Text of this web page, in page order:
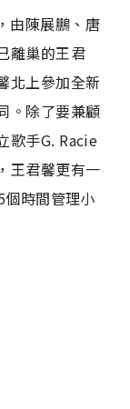
由陳展鵬、唐
離巢的王君
北上參加全新
。除了要兼顧
歌手G. Racie
王君馨更有一
時間管理小